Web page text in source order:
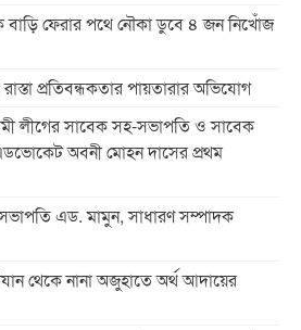
বাড়ি ফেরার পথে নৌকা ডুবে ৪ জন নিখোঁজ
প্রতিবন্ধকতার পায়তারার অভিযোগ
লীগের সাবেক সহ-সভাপতি ও সাবেক
অবনী মোহন দাসের প্রথম
সভাপতি এড. মামুন, সাধারণ সম্পাদক
থেকে নানা অজুহাতে অর্থ আদায়ের